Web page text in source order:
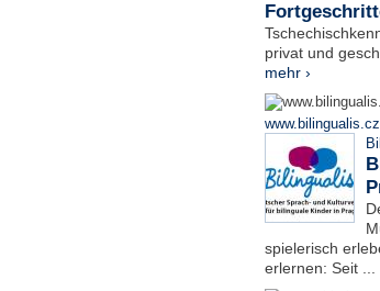
privat und
mehr ›
www.bilingualis.cz
spielerisch
erlernen: Seit ...